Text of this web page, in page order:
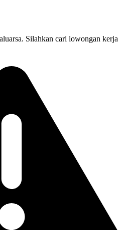
Silahkan cari lowongan kerja